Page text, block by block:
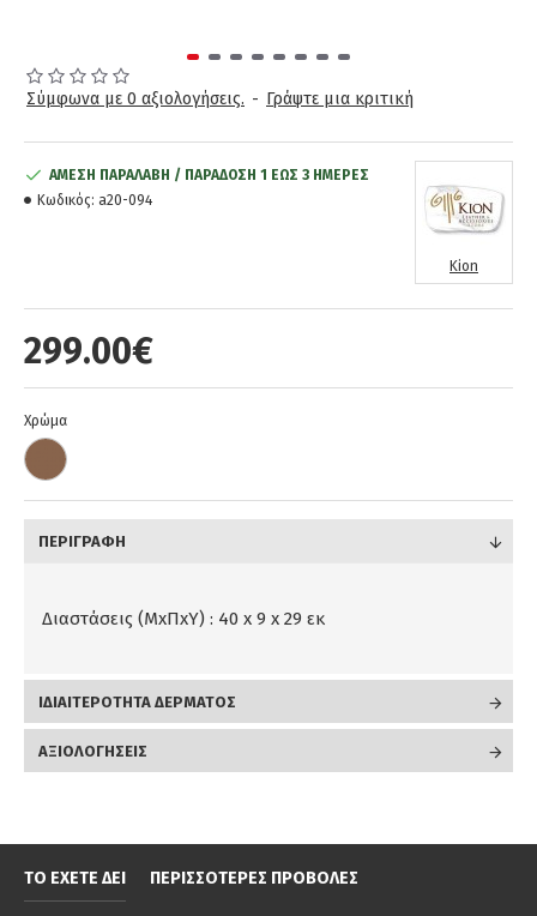
Σύμφωνα με 0 αξιολογήσεις. - Γράψτε μια κριτική
299.00€
ΆΜΕΣΗ ΠΑΡΑΛΑΒΉ / ΠΑΡΆΔOΣΗ 1 ΈΩΣ 3 ΗΜΈΡΕΣ
Κωδικός: a20-094
Kion
Χρώμα
ΠΕΡΙΓΡΑΦΉ
Διαστάσεις (ΜxΠxΥ) : 40 x 9 x 29 εκ
ΙΔΙΑΙΤΕΡΟΤΗΤΑ ΔΕΡΜΑΤΟΣ
ΑΞΙΟΛΟΓΉΣΕΙΣ
ΤΟ ΈΧΕΤΕ ΔΕΙ ΠΕΡΙΣΣΌΤΕΡΕΣ ΠΡΟΒΟΛΈΣ